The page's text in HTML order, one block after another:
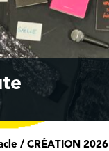
/ CRÉATION 2026